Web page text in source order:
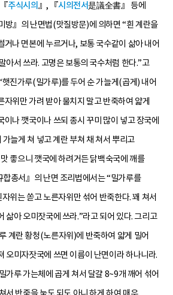
주식시의』, 『시의전서是議全書』 등에
방』의 난면법(맛질방문)에 의하면 “흰 계란을
거나 면본에 누르거나, 보통 국수같이 삶아 내어
아서 쓰라. 고명은 보통의 국수처럼 한다.”고
진가루(밀가루)를 두어 순 가늘게(곱게) 내어
자위만 가려 받아 물치지 말고 반죽하여 얇게
이나 깻국이나 쓰되 종시 꾸미 많이 넣고 장국에
늘게 쳐 넣고 계란 부쳐 채 쳐서 뿌리고
좋으니 깻국에 하려거든 닭백숙국에 깨를
합총서』의 난면 조리법에서는 “밀가루를
위는 쏟고 노른자위만 섞어 반죽한다. 꽤 쳐서
삶아 오미잣국에 쓰라.”라고 되어 있다. 그리고
계란 황청(노른자위)에 반죽하여 얇게 밀어
오미자잣국에 쓰면 이름이 난면이라 하나니라.
가루 가는체에 곱게 쳐서 달걀 8~9개 깨어 섞어